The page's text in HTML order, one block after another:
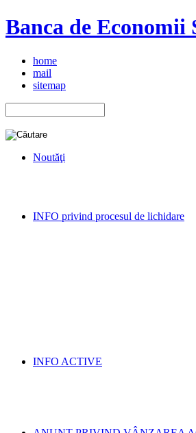
Banca de Economii
home
mail
sitemap
Noutăţi
INFO privind procesul de lichidare
INFO ACTIVE